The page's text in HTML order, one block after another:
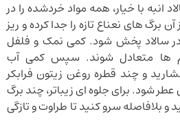
انبه با خیار، همه مواد خردشده را در
برگ های نعناع تازه را جدا کرده و ریز
در سالاد پخش شود. کمی نمک و فلفل
ها متعادل شوند. سپس کمی آب
و چند قطره روغن زیتون فرابکر
شود. برای جلوه ای زیباتر، چند برگ
و بلافاصله سرو کنید تا طراوت و تازگی